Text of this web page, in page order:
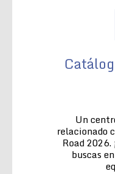
Un
relacionado
Road
buscas